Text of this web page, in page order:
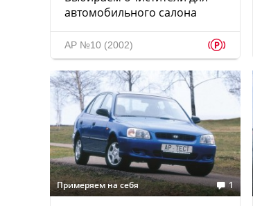
автомобильного салона
АР №10 (2002) p
Примеряем на себя 1